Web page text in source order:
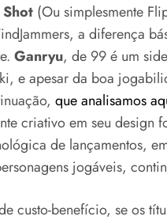
(Ou simplesmente
a diferença
Ganryu, de 99 é um
e apesar da boa
que analisamos
criativo em seu design
de lançamentos,
jogáveis,
custo-benefício, se os